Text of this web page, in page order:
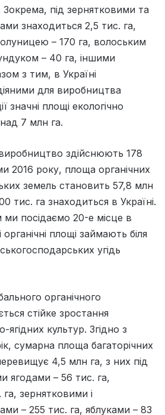
під зернятковими та
знаходиться 2,5 тис. га,
– 170 га, волоським
– 40 га, іншими
з тим, в Україні
для виробництва
значні площі екологічно
7 млн га.
здійснюють 178
2016 року, площа органічних
земель становить 57,8 млн
тис. га знаходиться в Україні.
посідаємо 20-е місце в
органічні площі займають біля
угідь
органічного
стійке зростання
культур. Згідно з
сумарна площа багаторічних
4,5 млн га, з них під
ягодами – 56 тис. га,
зернятковими і
– 255 тис. га, яблуками – 83